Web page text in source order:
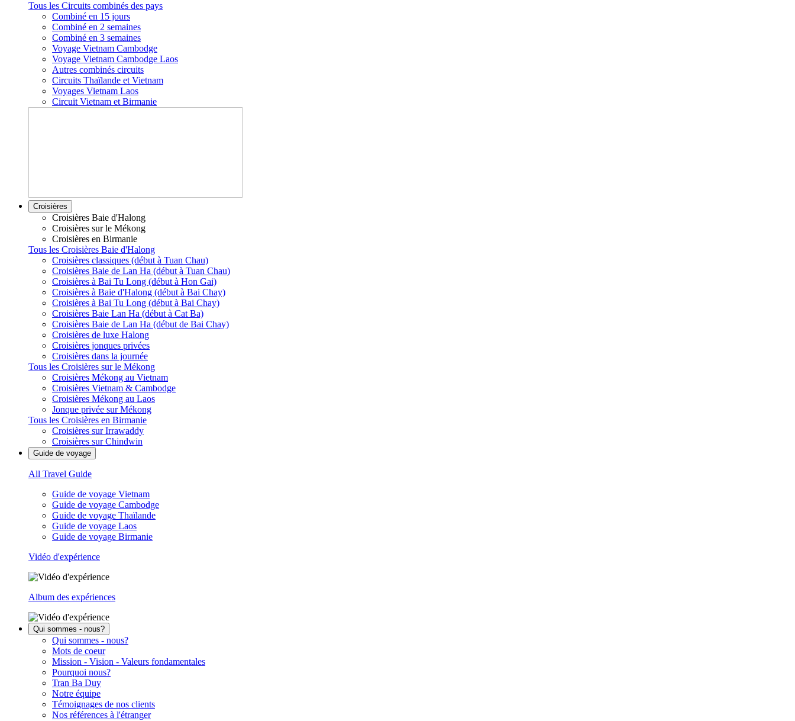
Tous les Circuits combinés des pays
Combiné en 15 jours
Combiné en 2 semaines
Combiné en 3 semaines
Voyage Vietnam Cambodge
Voyage Vietnam Cambodge Laos
Autres combinés circuits
Circuits Thaïlande et Vietnam
Voyages Vietnam Laos
Circuit Vietnam et Birmanie
Croisières
Croisières Baie d'Halong
Croisières sur le Mékong
Croisières en Birmanie
Tous les Croisières Baie d'Halong
Croisières classiques (début à Tuan Chau)
Croisières Baie de Lan Ha (début à Tuan Chau)
Croisières à Bai Tu Long (début à Hon Gai)
Croisières à Baie d'Halong (début à Bai Chay)
Croisières à Bai Tu Long (début à Bai Chay)
Croisières Baie Lan Ha (début à Cat Ba)
Croisières Baie de Lan Ha (début de Bai Chay)
Croisières de luxe Halong
Croisières jonques privées
Croisières dans la journée
Tous les Croisières sur le Mékong
Croisières Mékong au Vietnam
Croisières Vietnam & Cambodge
Croisières Mékong au Laos
Jonque privée sur Mékong
Tous les Croisières en Birmanie
Croisières sur Irrawaddy
Croisières sur Chindwin
Guide de voyage
All Travel Guide
Guide de voyage Vietnam
Guide de voyage Cambodge
Guide de voyage Thaïlande
Guide de voyage Laos
Guide de voyage Birmanie
Vidéo d'expérience
Album des expériences
Qui sommes - nous?
Qui sommes - nous?
Mots de coeur
Mission - Vision - Valeurs fondamentales
Pourquoi nous?
Tran Ba Duy
Notre équipe
Témoignages de nos clients
Nos références à l'étranger